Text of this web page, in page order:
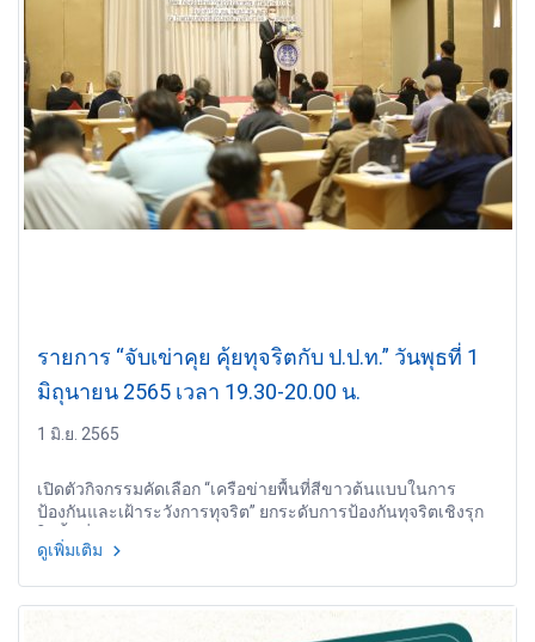
รายการ “จับเข่าคุย คุ้ยทุจริตกับ ป.ป.ท.” วันพุธที่ 1
มิถุนายน 2565 เวลา 19.30-20.00 น.
1 มิ.ย. 2565
เปิดตัวกิจกรรมคัดเลือก “เครือข่ายพื้นที่สีขาวต้นแบบในการ
ป้องกันและเฝ้าระวังการทุจริต” ยกระดับการป้องกันทุจริตเชิงรุก
ดูเพิ่มเติม